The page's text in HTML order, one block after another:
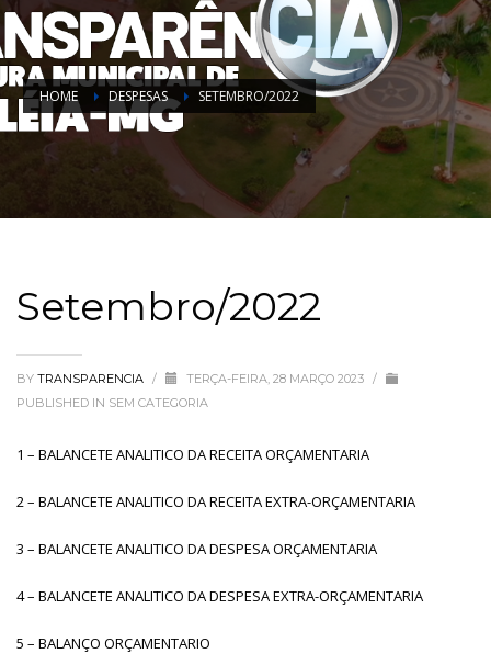
HOME DESPESAS SETEMBRO/2022
Setembro/2022
BY TRANSPARENCIA / TERÇA-FEIRA, 28 MARÇO 2023 /
PUBLISHED IN SEM CATEGORIA
1 – BALANCETE ANALITICO DA RECEITA ORÇAMENTARIA
2 – BALANCETE ANALITICO DA RECEITA EXTRA-ORÇAMENTARIA
3 – BALANCETE ANALITICO DA DESPESA ORÇAMENTARIA
4 – BALANCETE ANALITICO DA DESPESA EXTRA-ORÇAMENTARIA
5 – BALANÇO ORÇAMENTARIO